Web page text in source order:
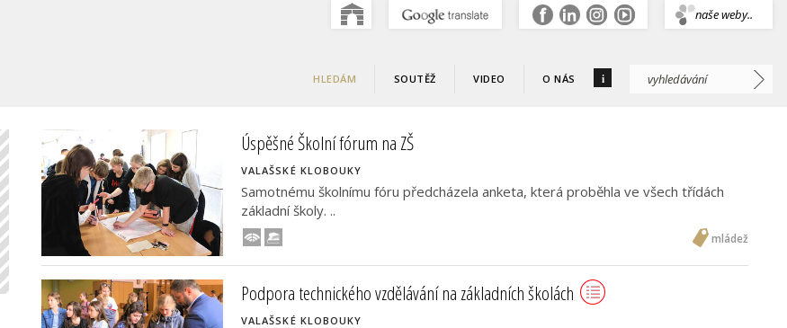
naše weby..
.
HLEDÁM SOUTĚŽ VIDEO O NÁS i
Úspěšné Školní fórum na ZŠ
VALAŠSKÉ KLOBOUKY
Samotnému školnímu fóru předcházela anketa, která proběhla ve všech třídách
základní školy. ..
mládež
Podpora technického vzdělávání na základních školách
VALAŠSKÉ KLOBOUKY